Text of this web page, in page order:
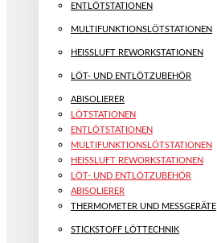
ENTLÖTSTATIONEN
MULTIFUNKTIONS­LÖTSTATIONEN
HEISSLUFT REWORKSTATIONEN
LÖT- UND ENTLÖTZUBEHÖR
ABISOLIERER
LÖTSTATIONEN
ENTLÖTSTATIONEN
MULTIFUNKTIONS­LÖTSTATIONEN
HEISSLUFT REWORKSTATIONEN
LÖT- UND ENTLÖTZUBEHÖR
ABISOLIERER
THERMOMETER UND MESSGERÄTE
STICKSTOFF LÖTTECHNIK